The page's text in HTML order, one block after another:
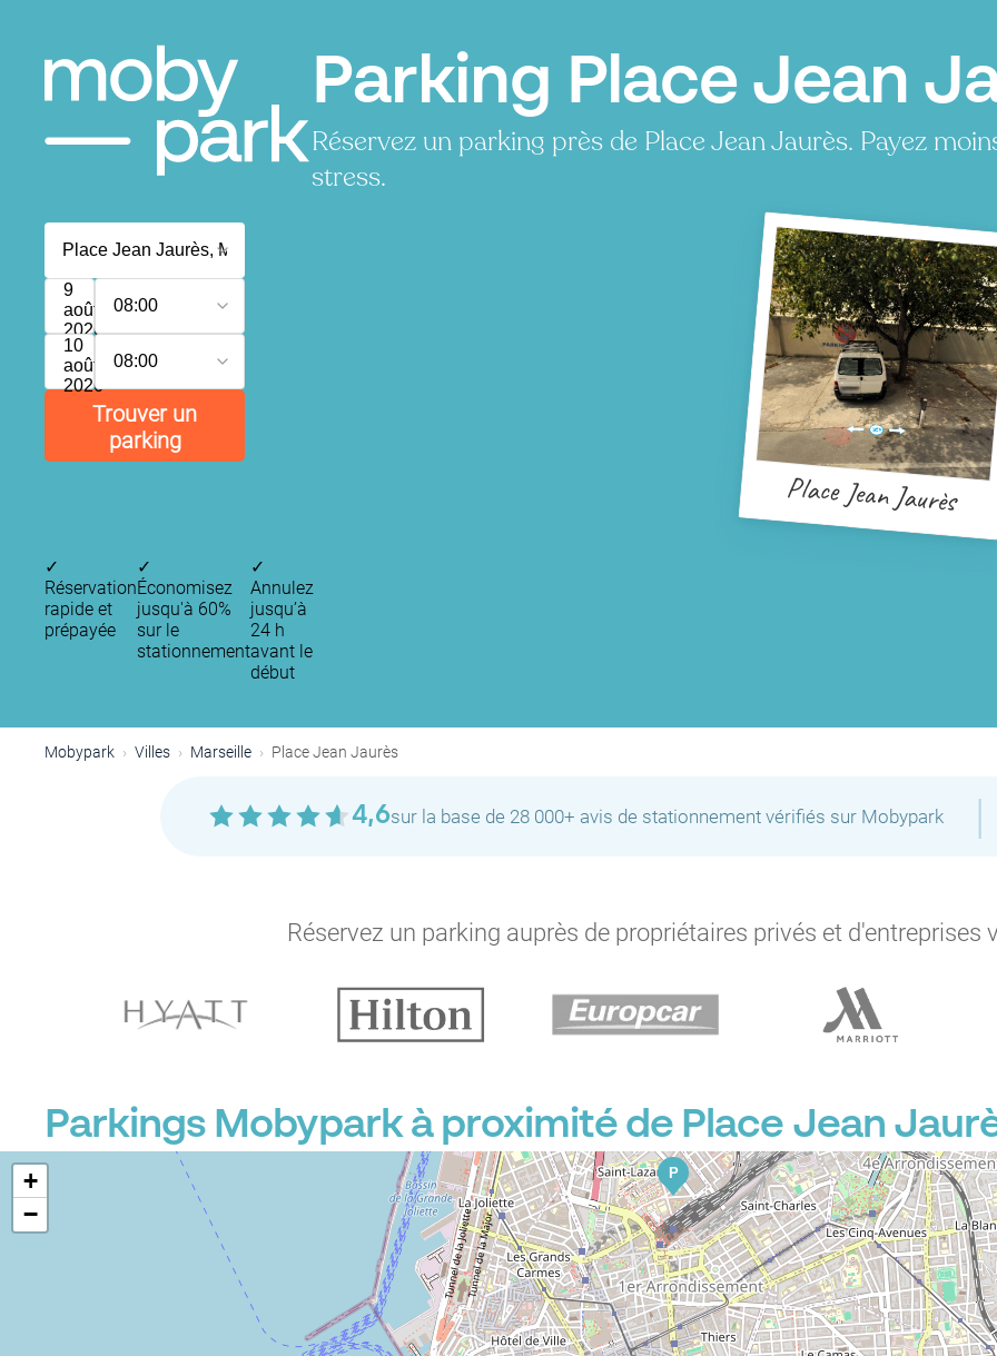
Parking Place Jean
Réservez un parking près de Place Jean Jaurès. Payez
stress.
9
août
2026
08:00
10
août
2026
08:00
Trouver un
parking
Place Jean Jaurès
✓
Réservation
rapide et
prépayée
✓
Économisez
jusqu'à 60%
sur le
stationnement
✓
Annulez
jusqu’à
24 h
avant le
début
Mobypark Villes Marseille Place Jean Jaurès
4,6sur la base de 28 000+ avis de stationnement vérifiés sur Mobypark |
Réservez un parking auprès de propriétaires privés et d'entreprises
Parkings Mobypark à proximité de Place Jean
P
+
−